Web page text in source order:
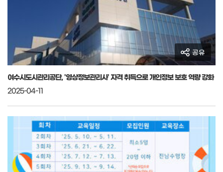
공유
여수시도시관리공단, '영상정보관리사' 자격 취득으로 개인정보 보호 역량 강화
2025-04-11